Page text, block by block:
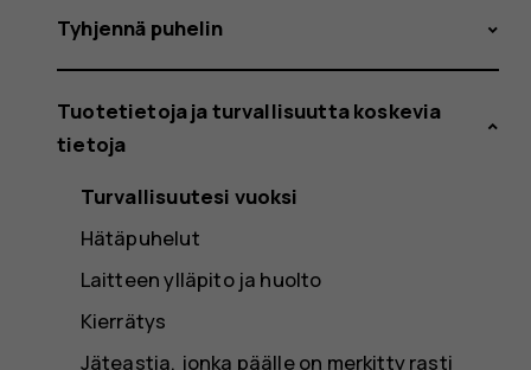
Tyhjennä puhelin
Tuotetietoja ja turvallisuutta koskevia
tietoja
Turvallisuutesi vuoksi
Hätäpuhelut
Laitteen ylläpito ja huolto
Kierrätys
Jäteastia, jonka päälle on merkitty rasti